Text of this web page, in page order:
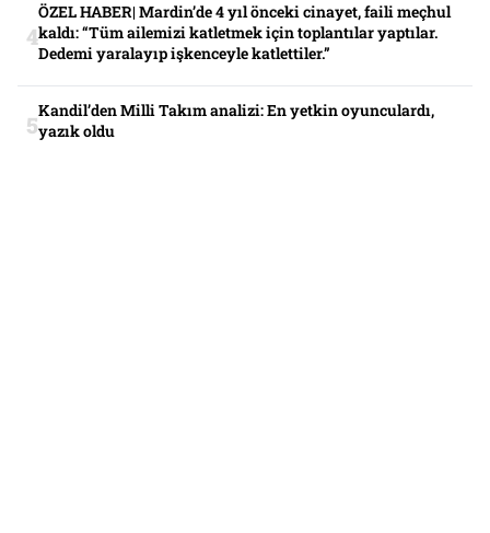
ÖZEL HABER| Mardin’de 4 yıl önceki cinayet, faili meçhul
kaldı: “Tüm ailemizi katletmek için toplantılar yaptılar.
Dedemi yaralayıp işkenceyle katlettiler.”
Kandil’den Milli Takım analizi: En yetkin oyunculardı,
yazık oldu